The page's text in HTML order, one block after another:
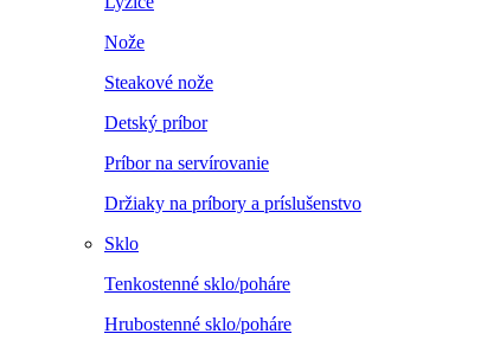
Nože
Steakové nože
Detský príbor
Príbor na servírovanie
Držiaky na príbory a príslušenstvo
Sklo
Tenkostenné sklo/poháre
Hrubostenné sklo/poháre